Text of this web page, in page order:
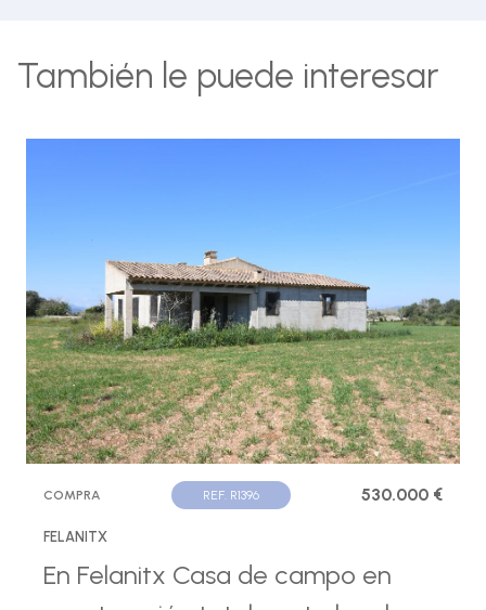
También le puede interesar
COMPRA REF. R1396 530.000 €
FELANITX
En Felanitx Casa de campo en